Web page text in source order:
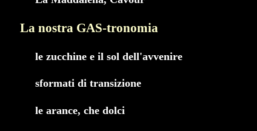
La nostra GAS-tronomia
le zucchine e il sol dell'avvenire
sformati di transizione
le arance, che dolci